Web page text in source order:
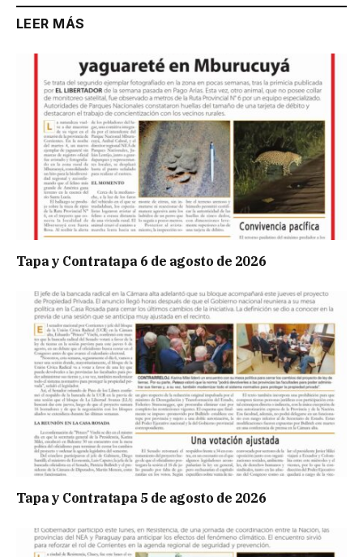
LEER MÁS
Tapa y Contratapa 6 de agosto de 2026
Tapa y Contratapa 5 de agosto de 2026